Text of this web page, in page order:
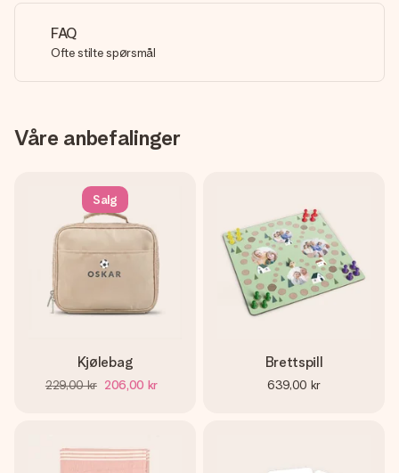
FAQ
Ofte stilte spørsmål
Våre anbefalinger
Salg
Kjølebag
229,00 kr 206,00 kr
Brettspill
639,00 kr